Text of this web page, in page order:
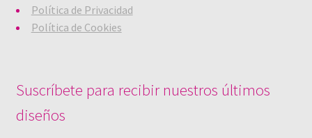
Política de Privacidad
Política de Cookies
Suscríbete para recibir nuestros últimos
diseños